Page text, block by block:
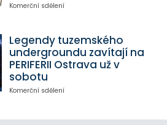
Komerční sdělení
Legendy tuzemského
undergroundu zavítají na
PERIFERII Ostrava už v
sobotu
Komerční sdělení